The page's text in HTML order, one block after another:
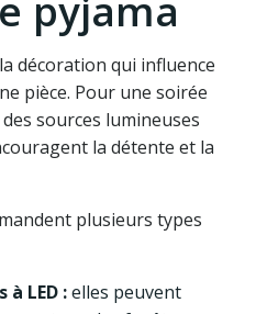
pyjama
décoration qui influence
pièce. Pour une soirée
sources lumineuses
la détente et la
plusieurs types
LED :elles peuvent